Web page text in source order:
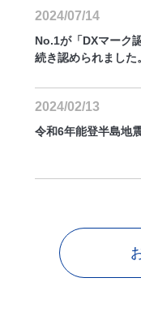
2024/07/14
No.1が「DXマーク
続き認められました。
2024/02/13
令和6年能登半島地